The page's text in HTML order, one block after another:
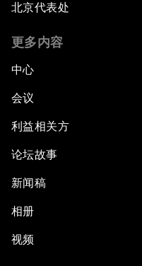
北京代表处
更多内容
中心
会议
利益相关方
论坛故事
新闻稿
相册
视频